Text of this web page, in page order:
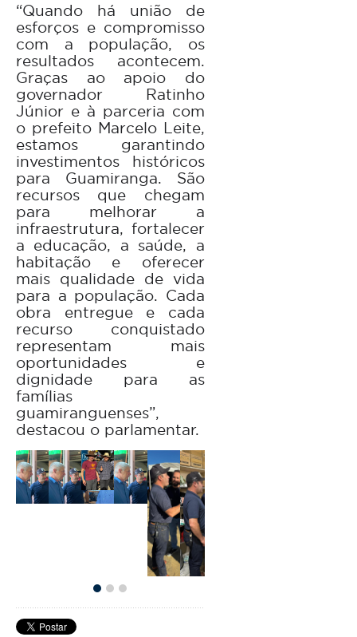
“Quando há união de
esforços e compromisso
com a população, os
resultados acontecem.
Graças ao apoio do
governador Ratinho
Júnior e à parceria com
o prefeito Marcelo Leite,
estamos garantindo
investimentos históricos
para Guamiranga. São
recursos que chegam
para melhorar a
infraestrutura, fortalecer
a educação, a saúde, a
habitação e oferecer
mais qualidade de vida
para a população. Cada
obra entregue e cada
recurso conquistado
representam mais
oportunidades e
dignidade para as
famílias
guamiranguenses”,
destacou o parlamentar.